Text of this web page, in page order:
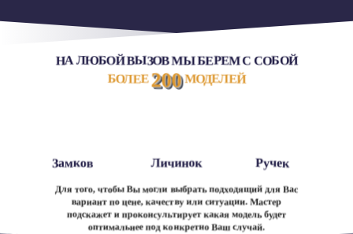
НА ЛЮБОЙ ВЫЗОВ МЫ БЕРЕМ С СОБОЙ
БОЛЕЕ200МОДЕЛЕЙ
Замков Личинок Ручек
Для того, чтобы Вы могли выбрать подходящий для Вас
вариант по цене, качеству или ситуации. Мастер
подскажет и проконсультирует какая модель будет
оптимальнее под конкретно Ваш случай.